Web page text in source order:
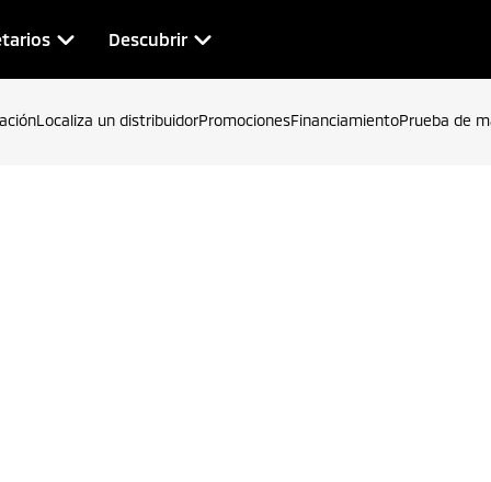
Descubrir
Localiza un distribuidorPromocionesFinanciamientoPrueba de